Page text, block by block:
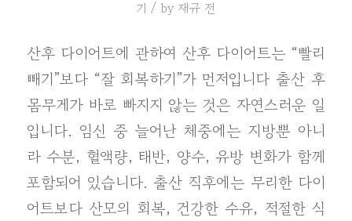
기 / by 재규 전
산후 다이어트에 관하여 산후 다이어트는 “빨리
빼기”보다 “잘 회복하기”가 먼저입니다 출산 후
몸무게가 바로 빠지지 않는 것은 자연스러운 일
입니다. 임신 중 늘어난 체중에는 지방뿐 아니
라 수분, 혈액량, 태반, 양수, 유방 변화가 함께
포함되어 있습니다. 출산 직후에는 무리한 다이
어트보다 산모의 회복, 건강한 수유, 적절한 식